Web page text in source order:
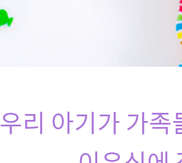
우리 아기가 가